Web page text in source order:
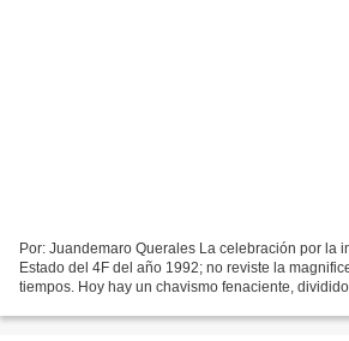
Por: Juandemaro Querales La celebración por la
Estado del 4F del año 1992; no reviste la
tiempos. Hoy hay un chavismo fenaciente,